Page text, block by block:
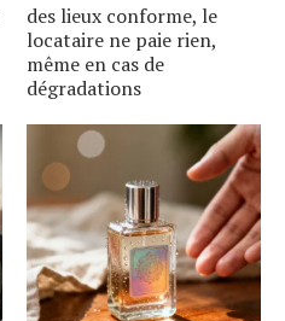
des lieux conforme, le
locataire ne paie rien,
même en cas de
dégradations